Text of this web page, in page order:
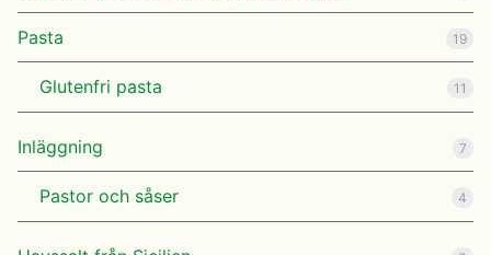
Pasta 19
Glutenfri pasta 11
Inläggning 7
Pastor och såser 4